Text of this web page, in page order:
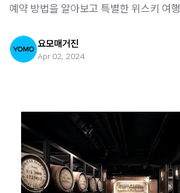
예약 방법을 알아보고 특별한 위스키 여
요모매거진
Apr 02, 2024